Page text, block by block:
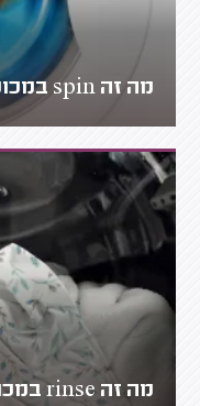
מה זה spin במכונת כביסה?
מה זה rinse במכונת כביסה?